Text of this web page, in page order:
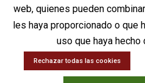
Uso de
D12-L1 y resección
medular
17 de octubre de
web, quienes pueden
les haya proporcionado o que
uso que haya
Rechazar todas las cookies